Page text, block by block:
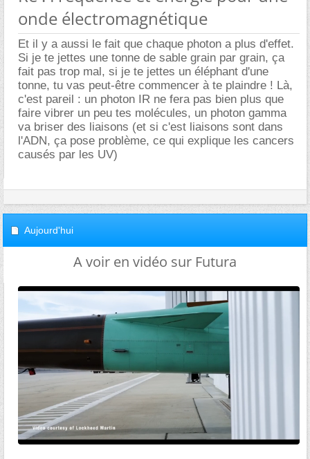
onde électromagnétique
Et il y a aussi le fait que chaque photon a plus d'effet.
Si je te jettes une tonne de sable grain par grain, ça
fait pas trop mal, si je te jettes un éléphant d'une
tonne, tu vas peut-être commencer à te plaindre ! Là,
c'est pareil : un photon IR ne fera pas bien plus que
faire vibrer un peu tes molécules, un photon gamma
va briser des liaisons (et si c'est liaisons sont dans
l'ADN, ça pose problème, ce qui explique les cancers
causés par les UV)
Aujourd'hui
A voir en vidéo sur Futura